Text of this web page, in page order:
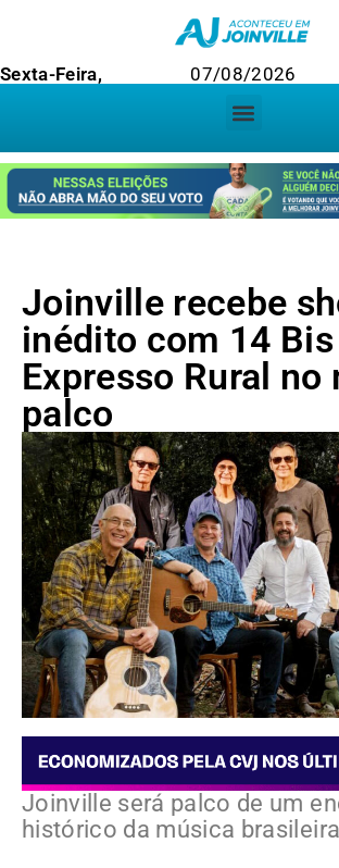
Sexta-Feira, 07/08/2026
Joinville recebe
inédito com 14 Bis
Expresso Rural no
palco
Joinville será palco de um
histórico da música